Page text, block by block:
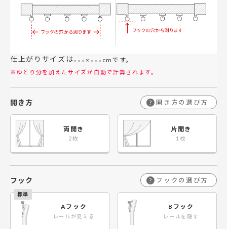
仕上がりサイズは--- × --- cmです。
※ゆとり分を加えたサイズが自動で計算されます。
開き方 ? 開き方の選び方
両開き 片開き
フック ? フックの選び方
Aフック
レールが見える
Bフック
レールを隠す